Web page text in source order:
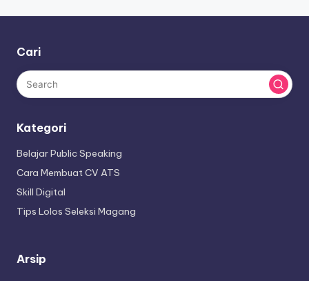
Cari
Kategori
Belajar Public Speaking
Cara Membuat CV ATS
Skill Digital
Tips Lolos Seleksi Magang
Arsip